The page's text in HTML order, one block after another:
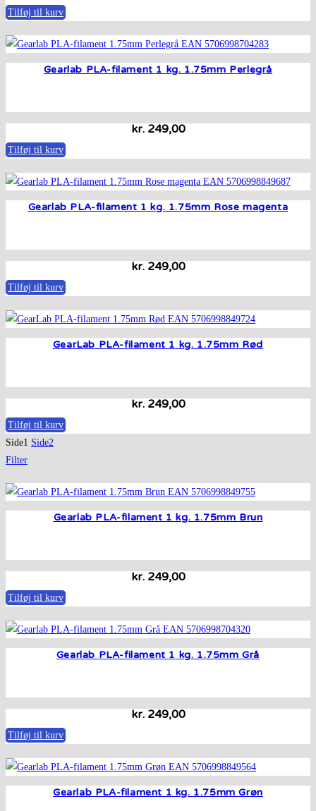
Tilføj til kurv
Gearlab PLA-filament 1 kg. 1.75mm Perlegrå
kr.249,00
Tilføj til kurv
Gearlab PLA-filament 1 kg. 1.75mm Rose magenta
kr.249,00
Tilføj til kurv
GearLab PLA-filament 1 kg. 1.75mm Rød
kr.249,00
Tilføj til kurv
Side1 Side2
Filter
Gearlab PLA-filament 1 kg. 1.75mm Brun
kr.249,00
Tilføj til kurv
Gearlab PLA-filament 1 kg. 1.75mm Grå
kr.249,00
Tilføj til kurv
Gearlab PLA-filament 1 kg. 1.75mm Grøn